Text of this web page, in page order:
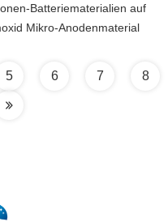
Batteriematerialien auf
Mikro-Anodenmaterial
5 6 7 8